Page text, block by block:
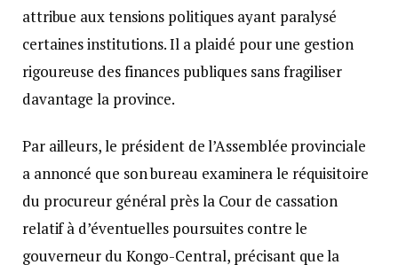
attribue aux tensions politiques ayant paralysé
certaines institutions. Il a plaidé pour une gestion
rigoureuse des finances publiques sans fragiliser
davantage la province.
Par ailleurs, le président de l’Assemblée provinciale
a annoncé que son bureau examinera le réquisitoire
du procureur général près la Cour de cassation
relatif à d’éventuelles poursuites contre le
gouverneur du Kongo-Central, précisant que la